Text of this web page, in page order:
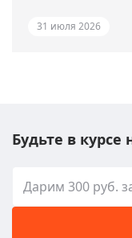
31 июля 2026
Будьте в